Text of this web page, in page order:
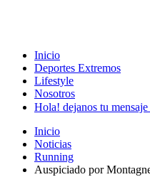
Inicio
Deportes Extremos
Lifestyle
Nosotros
Hola! dejanos tu
Inicio
Noticias
Running
Auspiciado por